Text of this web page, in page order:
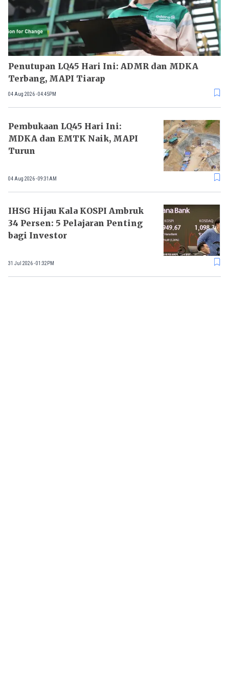
Penutupan LQ45 Hari Ini: ADMR dan MDKA
Terbang, MAPI Tiarap
04 Aug 2026 - 04:45PM
Pembukaan LQ45 Hari Ini:
MDKA dan EMTK Naik, MAPI
Turun
04 Aug 2026 - 09:31AM
IHSG Hijau Kala KOSPI Ambruk
34 Persen: 5 Pelajaran Penting
bagi Investor
31 Jul 2026 - 01:32PM